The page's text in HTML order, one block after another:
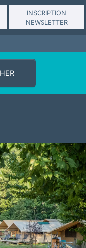
INSCRIPTION
NEWSLETTER